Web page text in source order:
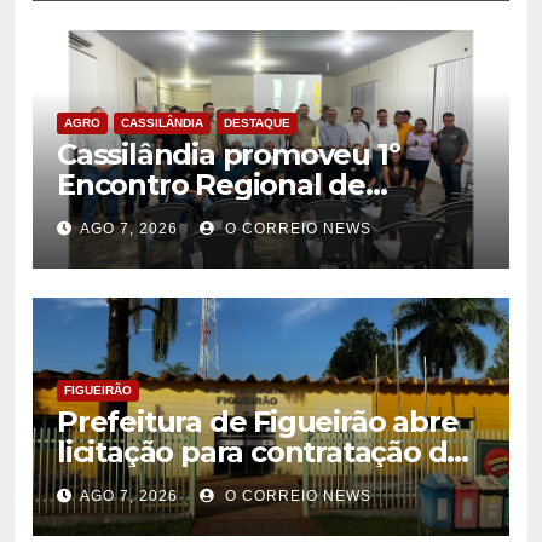
AGRO CASSILÂNDIA DESTAQUE
Cassilândia promoveu 1º
Encontro Regional de
Citricultores e fortalece o
desenvolvimento da
citricultura
AGO 7, 2026 O CORREIO NEWS
FIGUEIRÃO
Prefeitura de Figueirão abre
licitação para contratação de
estrutura de eventos
AGO 7, 2026 O CORREIO NEWS